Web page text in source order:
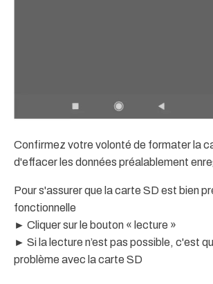
Confirmez votre volonté de formater la
d'effacer les données préalablement
Pour s'assurer que la carte SD est bien
fonctionnelle
► Cliquer sur le bouton « lecture »
► Si la lecture n’est pas possible, c'est
problème avec la carte SD